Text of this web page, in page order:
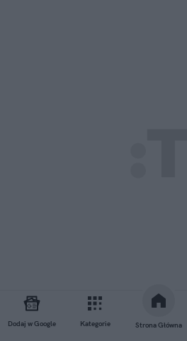
Dodaj w Google Kategorie Strona Główna